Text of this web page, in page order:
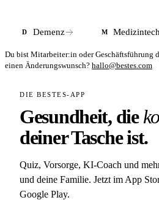
D Demenz M
Du bist Mitarbeiter:in oder Geschäftsführung
einen Änderungswunsch? hallo@bestes.com
DIE BESTES-APP
Gesundheit, die
deiner Tasche ist.
Quiz, Vorsorge, KI-Coach und
und deine Familie. Jetzt im App
Google Play.